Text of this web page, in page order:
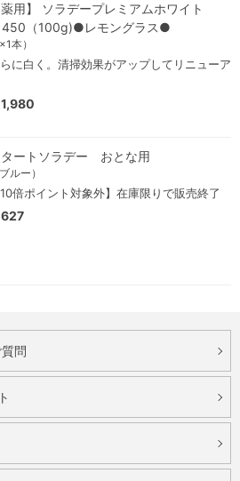
薬用】 ソラデープレミアムホワイト
（100g)●レモングラス●
×1本）
に白く。清掃効果がアップしてリニューア
1,980
タートソラデー おとな用
ブルー）
10倍ポイント対象外】在庫限りで販売終了
627
問